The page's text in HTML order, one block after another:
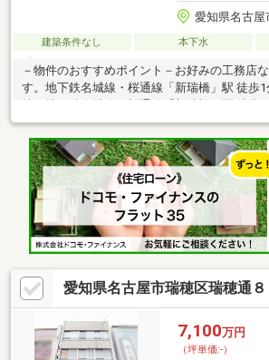
愛知県名古屋
建築条件なし 本下水
－物件のおすすめポイント－お好みの工務店
す。地下鉄名城線・桜通線「新瑞橋」駅 徒歩
地・地下鉄名城線・桜通線「新瑞橋」駅 徒歩1
「瑞穂運動場西」駅 徒歩7分▼特徴・敷地面積
坪)の売り土地・東側幅員約32.7mの広い公道
ウスメーカー・工務店で建築可能・現況建物
後更地での引渡し▼周辺環境・イオン新瑞橋
620m)・名古屋市立井戸田小学校 徒歩7分(約
園 徒歩3分(約200m)
愛知県名古屋市瑞穂区瑞穂通８
7,100万円
（坪単価:-）